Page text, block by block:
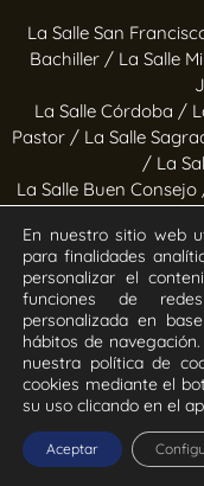
La Salle San
Bachiller / La Salle
La Salle Córdoba /
Pastor / La Salle
/ La
La Salle Buen
Estrella Azahara /
Alfa /Hogar San
el equipo T.I.C. del
En nuestro sitio web
para finalidades
personalizar el
funciones de
personalizada en
hábitos de
nuestra política de
cookies mediante el
su uso clicando en el
Aceptar